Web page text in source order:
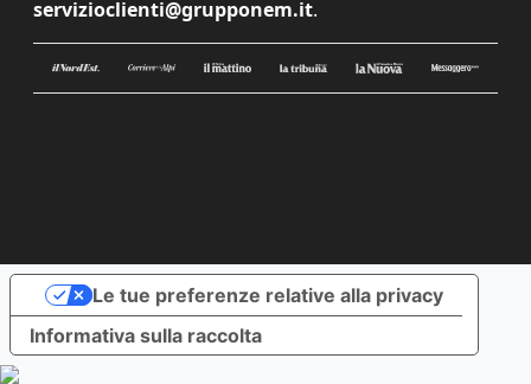
servizioclienti@grupponem.it.
Informativa sulla raccolta
Le tue preferenze relative alla privacy